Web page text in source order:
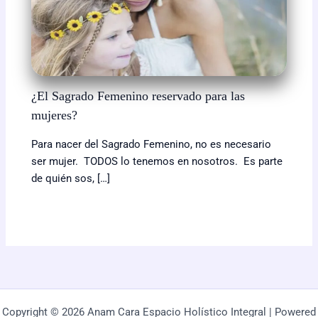
¿El Sagrado Femenino reservado para las
mujeres?
Para nacer del Sagrado Femenino, no es necesario
ser mujer. TODOS lo tenemos en nosotros. Es parte
de quién sos, […]
Copyright © 2026 Anam Cara Espacio Holístico Integral | Powered